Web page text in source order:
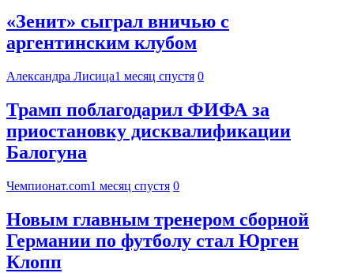
«Зенит» сыграл вничью с
аргентинским клубом
Александра Лисица1 месяц спустя 0
Трамп поблагодарил ФИФА за
приостановку дисквалификации
Балогуна
Чемпионат.com1 месяц спустя 0
Новым главным тренером сборной
Германии по футболу стал Юрген
Клопп